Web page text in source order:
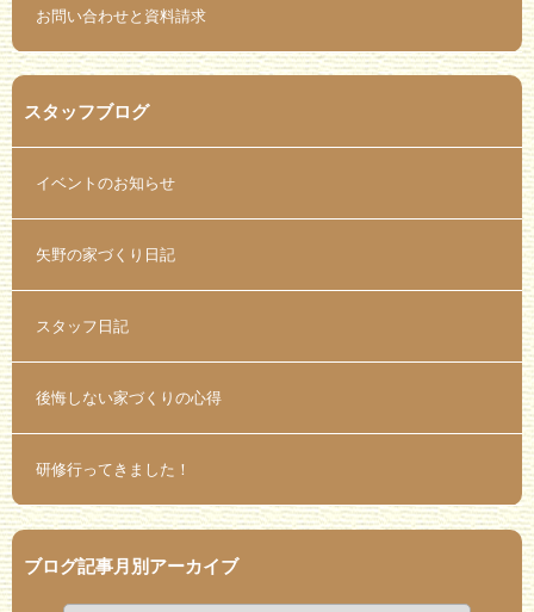
お問い合わせと資料請求
スタッフブログ
イベントのお知らせ
矢野の家づくり日記
スタッフ日記
後悔しない家づくりの心得
研修行ってきました！
ブログ記事月別アーカイブ